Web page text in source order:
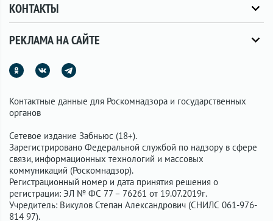
КОНТАКТЫ
РЕКЛАМА НА САЙТЕ
Контактные данные для Роскомнадзора и государственных
органов
Сетевое издание Забньюс (18+).
Зарегистрировано Федеральной службой по надзору в сфере
связи, информационных технологий и массовых
коммуникаций (Роскомнадзор).
Регистрационный номер и дата принятия решения о
регистрации: ЭЛ № ФС 77 – 76261 от 19.07.2019г.
Учредитель: Викулов Степан Александрович (СНИЛС 061-976-
814 97).